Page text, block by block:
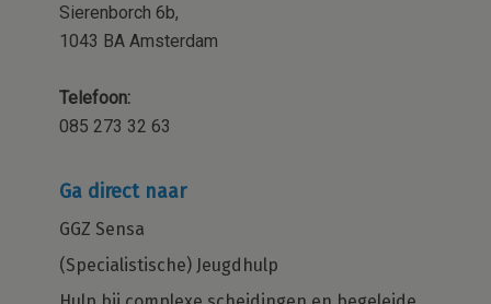
Sierenborch 6b,
1043 BA Amsterdam
Telefoon:
085 273 32 63
Ga direct naar
GGZ Sensa
(Specialistische) Jeugdhulp